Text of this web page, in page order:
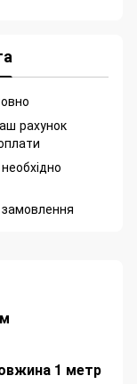
рахунок
1 метр